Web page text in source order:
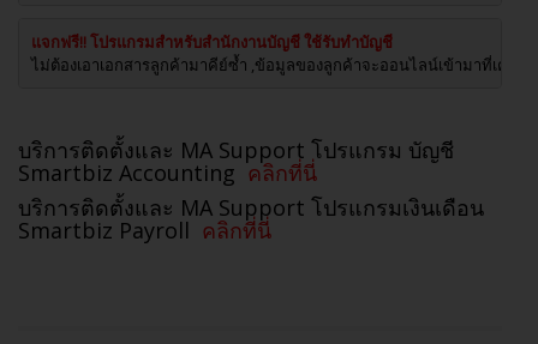
ไม่ต้องเอาเอกสารลูกค้ามาคีย์ซ้ำ ,ข้อมูลของลูกค้าจะออนไลน์เข้ามาที่เครื่
บริการติดตั้งและ MA Support โปรแกรม บัญชี
Smartbiz Accounting คลิกที่นี่
บริการติดตั้งและ MA Support โปรแกรมเงินเดือน
Smartbiz Payroll คลิกที่นี่